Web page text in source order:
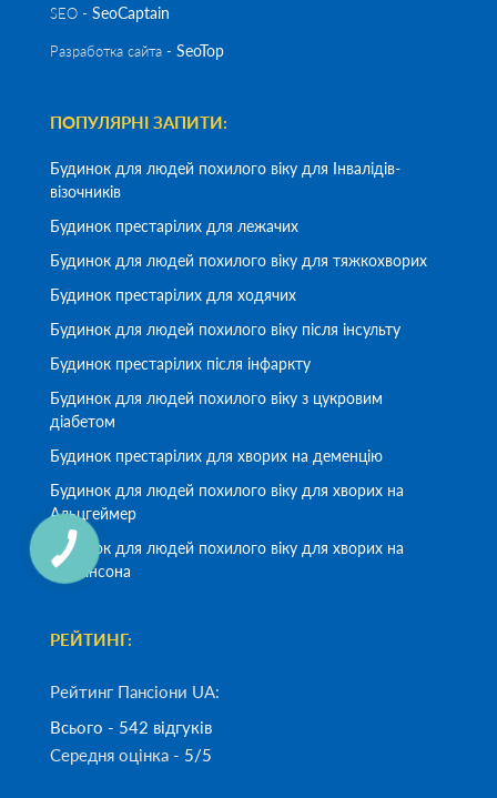
SEO - SeoСaptain
Разработка сайта - SeoTop
ПОПУЛЯРНІ ЗАПИТИ:
Будинок для людей похилого віку для Інвалідів-
візочників
Будинок престарілих для лежачих
Будинок для людей похилого віку для тяжкохворих
Будинок престарілих для ходячих
Будинок для людей похилого віку після інсульту
Будинок престарілих після інфаркту
Будинок для людей похилого віку з цукровим
діабетом
Будинок престарілих для хворих на деменцію
Будинок для людей похилого віку для хворих на
Альцгеймер
Будинок для людей похилого віку для хворих на
Паркінсона
РЕЙТИНГ:
Рейтинг Пансіони UA:
Всього - 542 відгуків
Середня оцінка - 5/5